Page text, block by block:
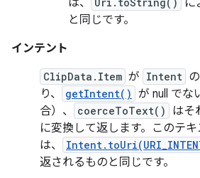
は、
に
と同じです。
インテント
ClipData.Item が Intent
り、
getIntent() が null でな
合）、
coerceToText()
はそ
に変換して返します。このテ
は、
返されるものと同じです。